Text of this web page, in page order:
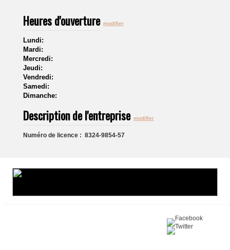
Heures d'ouverture modifier
Lundi:
Mardi:
Mercredi:
Jeudi:
Vendredi:
Samedi:
Dimanche:
Description de l'entreprise modifier
Numéro de licence : 8324-9854-57